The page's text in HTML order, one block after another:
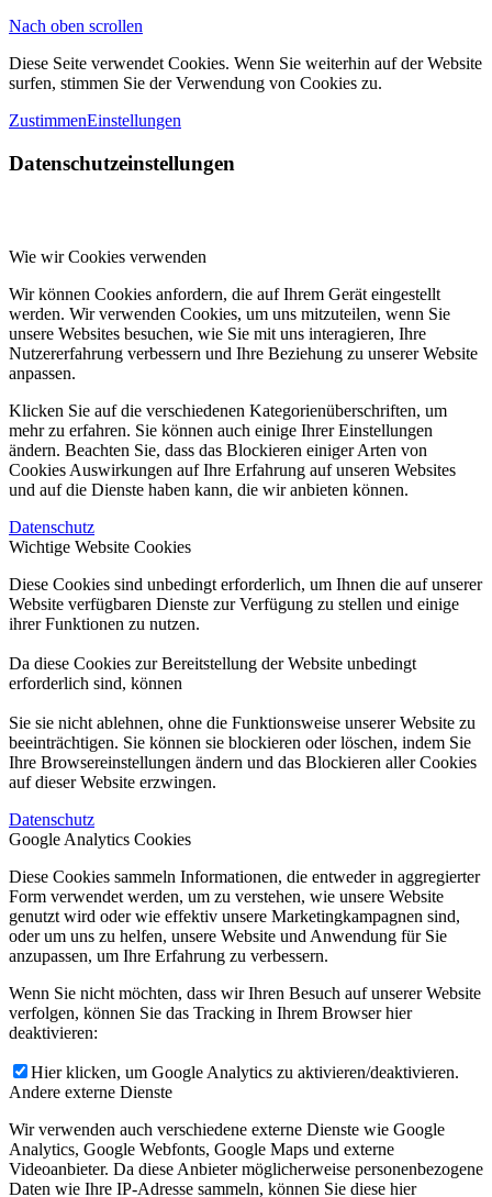
Nach oben scrollen
Diese Seite verwendet Cookies. Wenn Sie weiterhin auf der Website
surfen, stimmen Sie der Verwendung von Cookies zu.
ZustimmenEinstellungen
Datenschutzeinstellungen
Wie wir Cookies verwenden
Wir können Cookies anfordern, die auf Ihrem Gerät eingestellt
werden. Wir verwenden Cookies, um uns mitzuteilen, wenn Sie
unsere Websites besuchen, wie Sie mit uns interagieren, Ihre
Nutzererfahrung verbessern und Ihre Beziehung zu unserer Website
anpassen.
Klicken Sie auf die verschiedenen Kategorienüberschriften, um
mehr zu erfahren. Sie können auch einige Ihrer Einstellungen
ändern. Beachten Sie, dass das Blockieren einiger Arten von
Cookies Auswirkungen auf Ihre Erfahrung auf unseren Websites
und auf die Dienste haben kann, die wir anbieten können.
Datenschutz
Wichtige Website Cookies
Diese Cookies sind unbedingt erforderlich, um Ihnen die auf unserer
Website verfügbaren Dienste zur Verfügung zu stellen und einige
ihrer Funktionen zu nutzen.
Da diese Cookies zur Bereitstellung der Website unbedingt
erforderlich sind, können
Sie sie nicht ablehnen, ohne die Funktionsweise unserer Website zu
beeinträchtigen. Sie können sie blockieren oder löschen, indem Sie
Ihre Browsereinstellungen ändern und das Blockieren aller Cookies
auf dieser Website erzwingen.
Datenschutz
Google Analytics Cookies
Diese Cookies sammeln Informationen, die entweder in aggregierter
Form verwendet werden, um zu verstehen, wie unsere Website
genutzt wird oder wie effektiv unsere Marketingkampagnen sind,
oder um uns zu helfen, unsere Website und Anwendung für Sie
anzupassen, um Ihre Erfahrung zu verbessern.
Wenn Sie nicht möchten, dass wir Ihren Besuch auf unserer Website
verfolgen, können Sie das Tracking in Ihrem Browser hier
deaktivieren:
Hier klicken, um Google Analytics zu aktivieren/deaktivieren.
Andere externe Dienste
Wir verwenden auch verschiedene externe Dienste wie Google
Analytics, Google Webfonts, Google Maps und externe
Videoanbieter. Da diese Anbieter möglicherweise personenbezogene
Daten wie Ihre IP-Adresse sammeln, können Sie diese hier